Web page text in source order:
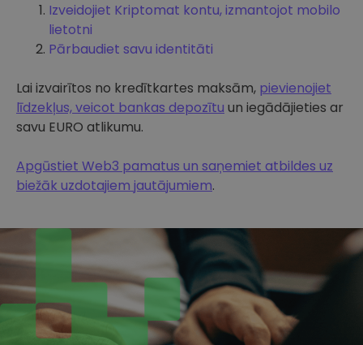
Izveidojiet Kriptomat kontu, izmantojot mobilo
lietotni
Pārbaudiet savu identitāti
Lai izvairītos no kredītkartes maksām, pievienojiet
līdzekļus, veicot bankas depozītu un iegādājieties ar
savu EURO atlikumu.
Apgūstiet Web3 pamatus un saņemiet atbildes uz
biežāk uzdotajiem jautājumiem.